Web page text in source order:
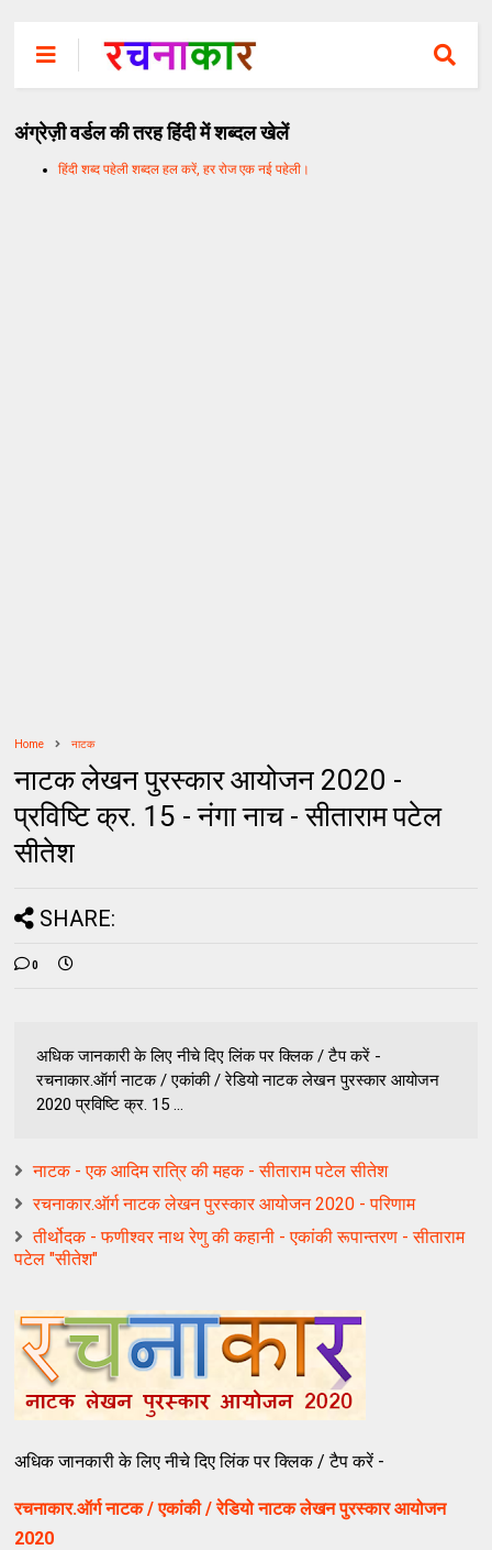
अंग्रेज़ी वर्डल की तरह हिंदी में शब्दल खेलें
हिंदी शब्द पहेली शब्दल हल करें, हर रोज एक नई पहेली।
Home नाटक
नाटक लेखन पुरस्कार आयोजन 2020 -
प्रविष्टि क्र. 15 - नंगा नाच - सीताराम पटेल
सीतेश
SHARE:
0
अधिक जानकारी के लिए नीचे दिए लिंक पर क्लिक / टैप करें -
रचनाकार.ऑर्ग नाटक / एकांकी / रेडियो नाटक लेखन पुरस्कार आयोजन
2020 प्रविष्टि क्र. 15 ...
नाटक - एक आदिम रात्रि की महक - सीताराम पटेल सीतेश
रचनाकार.ऑर्ग नाटक लेखन पुरस्कार आयोजन 2020 - परिणाम
तीर्थोदक - फणीश्वर नाथ रेणु की कहानी - एकांकी रूपान्तरण - सीताराम
पटेल "सीतेश"
अधिक जानकारी के लिए नीचे दिए लिंक पर क्लिक / टैप करें -
रचनाकार.ऑर्ग नाटक / एकांकी / रेडियो नाटक लेखन पुरस्कार आयोजन
2020